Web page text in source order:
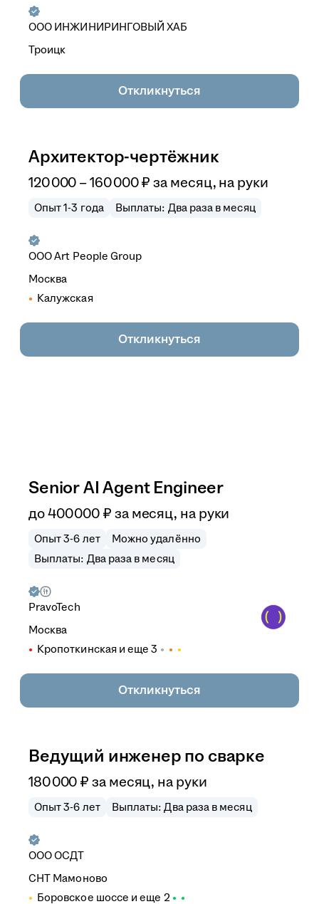
ООО ИНЖИНИРИНГОВЫЙ ХАБ
Троицк
Откликнуться
Архитектор-чертёжник
120 000 –160 000₽ за месяц, на руки
Опыт 1-3 года Выплаты: Два раза в месяц
ОООArt People Group
Москва
Калужская
Откликнуться
Senior AI Agent Engineer
до400 000 ₽ за месяц, на руки
Опыт 3-6 лет
Можно удалённо
Выплаты: Два раза в месяц
PravoTech
Москва
Кропоткинская и еще 3
Откликнуться
Ведущий инженер по сварке
180 000 ₽ за месяц, на руки
Опыт 3-6 лет Выплаты: Два раза в месяц
ООООСДТ
СНТ Мамоново
Боровское шоссе и еще 2